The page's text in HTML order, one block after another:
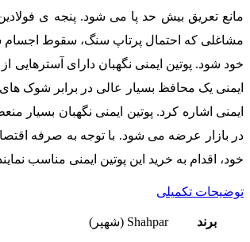
مانع تعریق بیش حد پا می شود. پنجه ی
خود شود. پوتین ایمنی نگهبان دارای
ایمنی یک محافظ بسیار عالی در برابر شوک
ایمنی اشاره کرد. پوتین ایمنی نگهبان بسیار
در بازار عرضه می شود. با توجه به صرفه
خود، اقدام به خرید این پوتین ایمنی مناسب
توضیحات تکمیلی
برند Shahpar (شهپر)